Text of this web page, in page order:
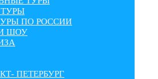
ПО РОССИИ
ШОУ
ПЕТЕРБУРГ